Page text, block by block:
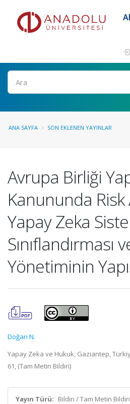
Ara
ANA SAYFA SON EKLENEN YAYINLAR
Avrupa Birliği
Kanununda Risk
Yapay Zeka
Sınıflandırması
Yönetiminin
Doğan N.
Yapay Zeka ve Hukuk, Gaziantep,
61, (Tam Metin Bildiri)
Yayın Türü: Bildiri / Tam Metin Bildiri